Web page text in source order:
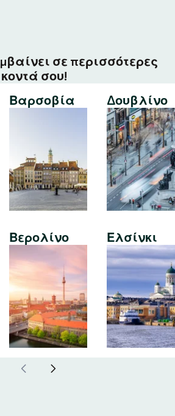
σε περισσότερες
σου!
Βαρσοβία
Βερολίνο
Δουβλίνο
Ελσίνκι